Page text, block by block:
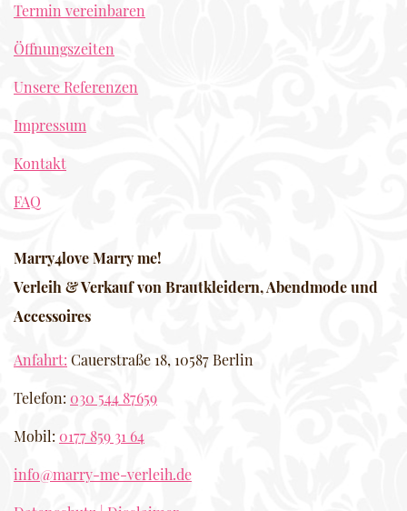
Termin vereinbaren
Öffnungszeiten
Unsere Referenzen
Impressum
Kontakt
FAQ
Marry4love Marry me!
Verleih & Verkauf von Brautkleidern, Abendmode und
Accessoires
Anfahrt: Cauerstraße 18, 10587 Berlin
Telefon: 030 544 87659
Mobil: 0177 859 31 64
info@marry-me-verleih.de